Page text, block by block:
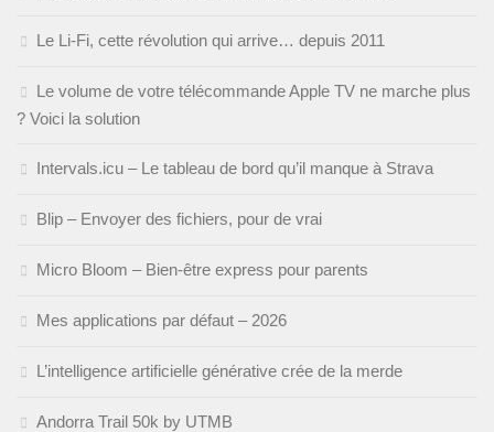
Le Li-Fi, cette révolution qui arrive… depuis 2011
Le volume de votre télécommande Apple TV ne marche plus
? Voici la solution
Intervals.icu – Le tableau de bord qu’il manque à Strava
Blip – Envoyer des fichiers, pour de vrai
Micro Bloom – Bien-être express pour parents
Mes applications par défaut – 2026
L’intelligence artificielle générative crée de la merde
Andorra Trail 50k by UTMB